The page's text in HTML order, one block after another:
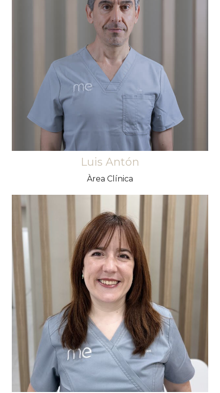
Atent i servicial. Sempre disposat a ajudar en
tot allò que pot. Amb la seva hospitalitat
aconsegueix que els pacients se sentin com a
casa.
Luis Antón
Àrea Clínica
Serà la primera cara que vegis i la primera veu
que sentis quan arribis a la consulta. Discreta i
afectuosa farà que et sentis com a casa des del
primer moment.